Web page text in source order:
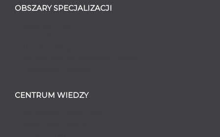
OBSZARY SPECJALIZACJI
CENTRUM WIEDZY